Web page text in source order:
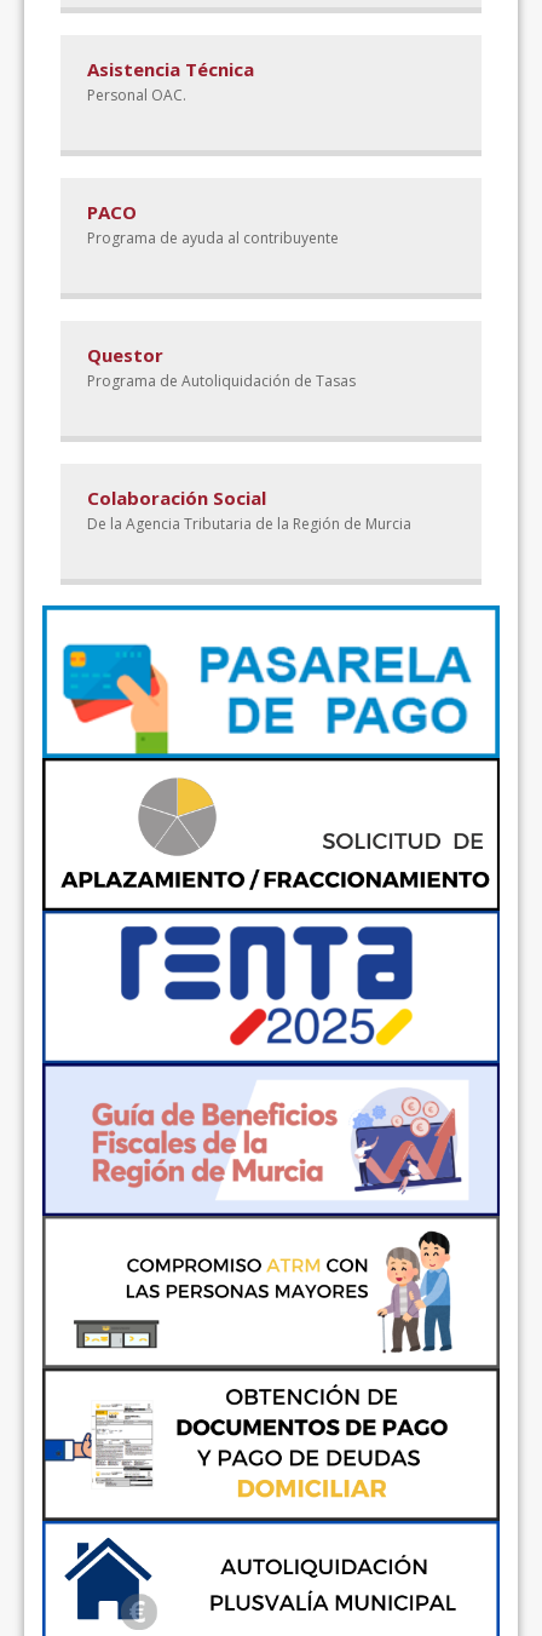
Asistencia Técnica
Personal OAC.
PACO
Programa de ayuda al contribuyente
Questor
Programa de Autoliquidación de Tasas
Colaboración Social
De la Agencia Tributaria de la Región de Murcia